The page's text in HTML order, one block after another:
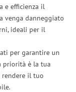
e efficienza il
venga danneggiato
ideali per il
per garantire un
priorità è la tua
il tuo